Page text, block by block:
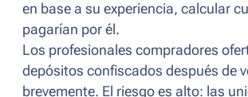
en base a su experiencia, calcular
pagarían por él.
Los profesionales compradores
depósitos confiscados después de
brevemente. El riesgo es alto: las